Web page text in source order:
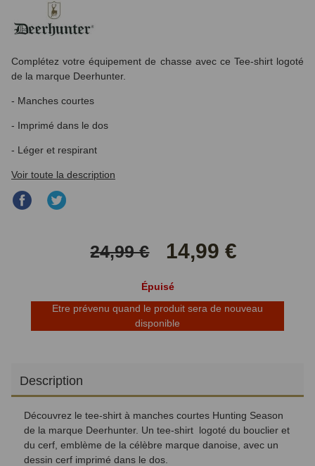
Complétez votre équipement de chasse avec ce Tee-shirt logoté
de la marque Deerhunter.
- Manches courtes
- Imprimé dans le dos
- Léger et respirant
Voir toute la description
Partager
24,99 € 14,99 €
Épuisé
Etre prévenu quand le produit sera de nouveau
disponible
Description
Découvrez le tee-shirt à manches courtes Hunting Season
de la marque Deerhunter. Un tee-shirt logoté du bouclier et
du cerf, emblème de la célèbre marque danoise, avec un
dessin cerf imprimé dans le dos.